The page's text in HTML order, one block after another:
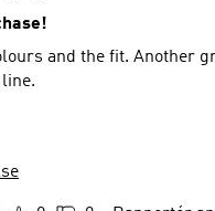
fit. Another great addition to